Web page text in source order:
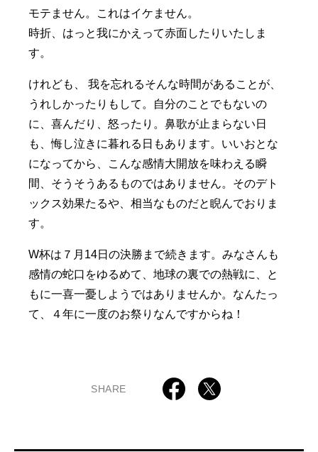
モテません。これはイケません。
時折、はっと我にかえって赤面したりいたしま
す。
けれども、 我を忘れるそんな時間があることが、
うれしかったりもして。自分のことでもないの
に、喜んだり、怒ったり。鼻歌が止まらない日
も、悔し泣きに暮れる日もあります。いいおとな
になってから、こんな感情大開放を味わえる瞬
間、そうそうあるものではありません。そのデト
ックス効果たるや、相当なものだと睨んでおりま
す。
W杯は７月14日の決勝まで続きます。みなさんも
感情の蛇口をゆるめて、地球の裏での熱戦に、と
もに一喜一憂しようではありませんか。なんたっ
て、４年に一度のお祭りなんですからね！
SHARE